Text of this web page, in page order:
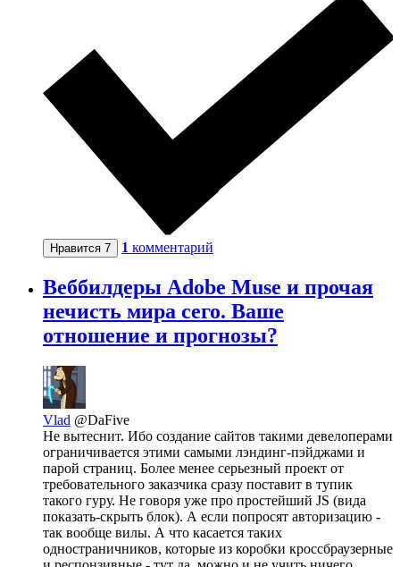
Нравится 7 1 комментарий
Веббилдеры Adobe Muse и прочая
нечисть мира сего. Ваше
отношение и прогнозы?
Vlad @DaFive
Не вытеснит. Ибо создание сайтов такими девелоперами
ограничивается этими самыми лэндинг-пэйджами и
парой страниц. Более менее серьезный проект от
требовательного заказчика сразу поставит в тупик
такого гуру. Не говоря уже про простейший JS (вида
показать-скрыть блок). А если попросят авторизацию -
так вообще вилы. А что касается таких
одностраничников, которые из коробки кроссбраузерные